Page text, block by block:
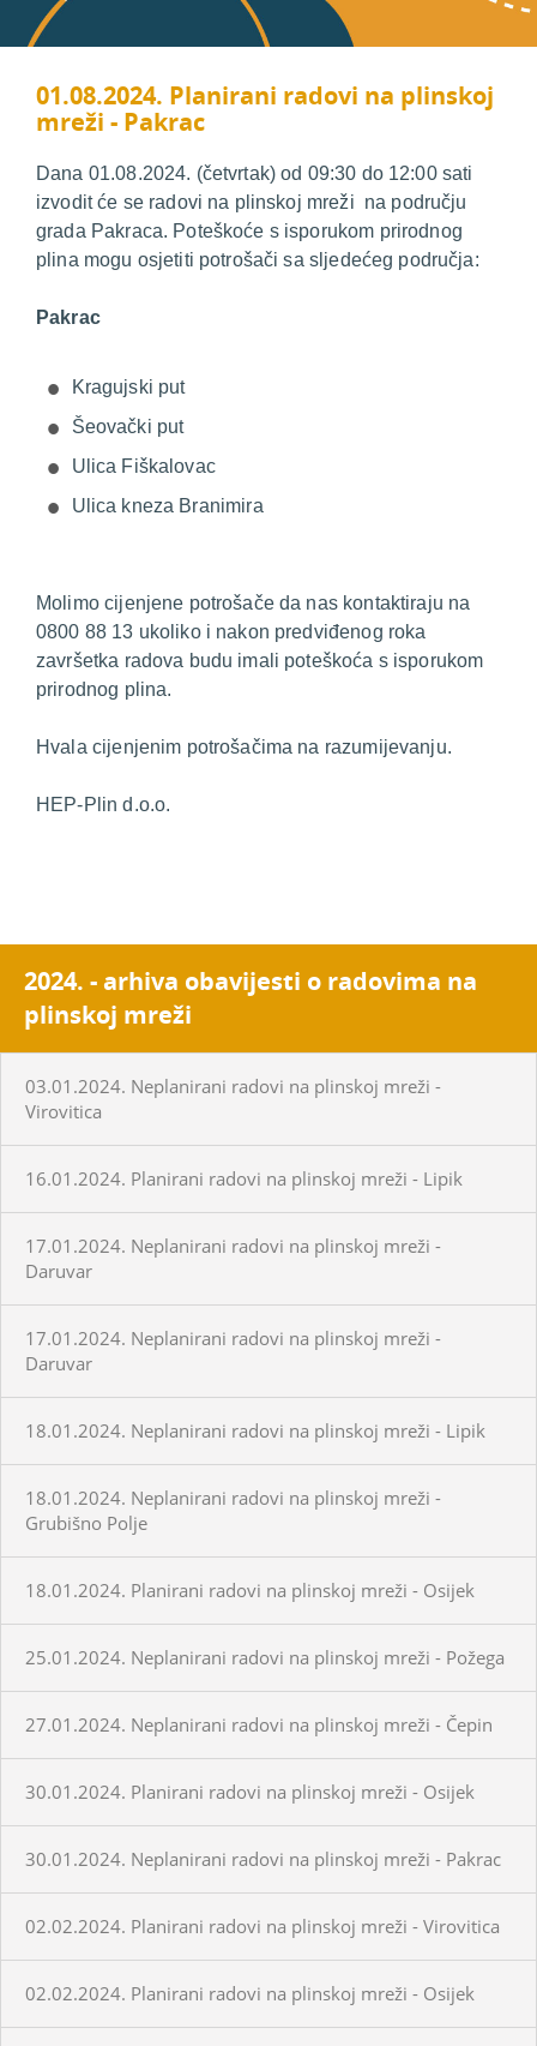
01.08.2024. Planirani radovi na plinskoj
mreži - Pakrac
Dana 01.08.2024. (četvrtak) od 09:30 do 12:00 sati
izvodit će se radovi na plinskoj mreži na području
grada Pakraca. Poteškoće s isporukom prirodnog
plina mogu osjetiti potrošači sa sljedećeg područja:
Pakrac
Kragujski put
Šeovački put
Ulica Fiškalovac
Ulica kneza Branimira
Molimo cijenjene potrošače da nas kontaktiraju na
0800 88 13 ukoliko i nakon predviđenog roka
završetka radova budu imali poteškoća s isporukom
prirodnog plina.
Hvala cijenjenim potrošačima na razumijevanju.
HEP-Plin d.o.o.
2024. - arhiva obavijesti o radovima na
plinskoj mreži
03.01.2024. Neplanirani radovi na plinskoj mreži -
Virovitica
16.01.2024. Planirani radovi na plinskoj mreži - Lipik
17.01.2024. Neplanirani radovi na plinskoj mreži -
Daruvar
17.01.2024. Neplanirani radovi na plinskoj mreži -
Daruvar
18.01.2024. Neplanirani radovi na plinskoj mreži - Lipik
18.01.2024. Neplanirani radovi na plinskoj mreži -
Grubišno Polje
18.01.2024. Planirani radovi na plinskoj mreži - Osijek
25.01.2024. Neplanirani radovi na plinskoj mreži - Požega
27.01.2024. Neplanirani radovi na plinskoj mreži - Čepin
30.01.2024. Planirani radovi na plinskoj mreži - Osijek
30.01.2024. Neplanirani radovi na plinskoj mreži - Pakrac
02.02.2024. Planirani radovi na plinskoj mreži - Virovitica
02.02.2024. Planirani radovi na plinskoj mreži - Osijek